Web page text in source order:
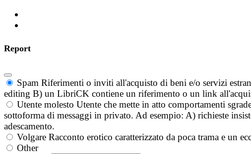
Report
Spam Riferimenti o inviti all'acquisto di beni e/o servizi
editing B) un LibriCK contiene un riferimento o un link
Utente molesto Utente che mette in atto comportamenti
sottoforma di messaggi in privato. Ad esempio: A) richieste
adescamento.
Volgare Racconto erotico caratterizzato da poca trama e un
Other